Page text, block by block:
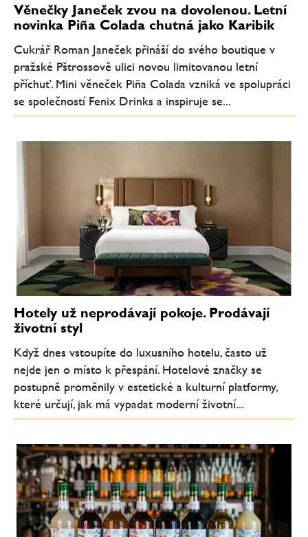
Věnečky Janeček zvou na dovolenou. Letní
novinka Piña Colada chutná jako Karibik
Cukrář Roman Janeček přináší do svého boutique v
pražské Pštrossově ulici novou limitovanou letní
příchuť. Mini věneček Piña Colada vzniká ve spolupráci
se společností Fenix Drinks a inspiruje se...
Hotely už neprodávají pokoje. Prodávají
životní styl
Když dnes vstoupíte do luxusního hotelu, často už
nejde jen o místo k přespání. Hotelové značky se
postupně proměnily v estetické a kulturní platformy,
které určují, jak má vypadat moderní životní...